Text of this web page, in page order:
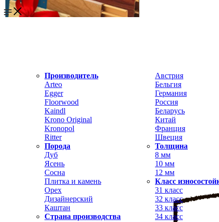
Производитель
Arteo
Egger
Floorwood
Kaindl
Krono Original
Kronopol
Ritter
Порода
Дуб
Ясень
Сосна
Плитка и камень
Орех
Дизайнерский
Каштан
Страна производства
Австрия
Бельгия
Германия
Россия
Беларусь
Китай
Франция
Швеция
Толщина
8 мм
10 мм
12 мм
Класс
31 класс
32 класс
33 класс
34 класс